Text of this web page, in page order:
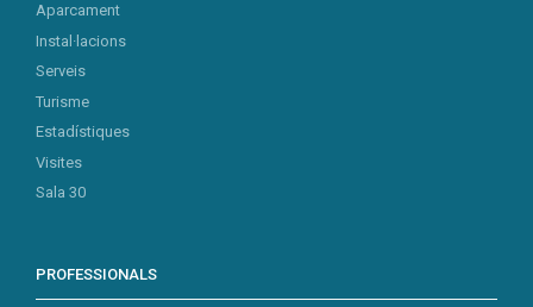
Aparcament
Instal·lacions
Serveis
Turisme
Estadístiques
Visites
Sala 30
PROFESSIONALS